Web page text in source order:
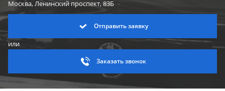
Москва, Ленинскийпроспект, 83Б
Отправить заявку
или
Заказать звонок